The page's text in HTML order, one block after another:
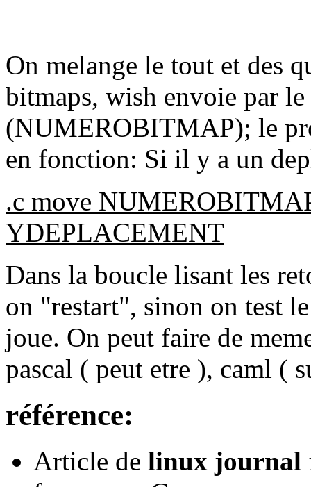
On melange le tout et des
bitmaps, wish envoie par
(NUMEROBITMAP); le
en fonction: Si il y a un
.c move
YDEPLACEMENT
Dans la boucle lisant les
on "restart", sinon on test
joue. On peut faire de
pascal ( peut etre ), caml (
référence:
Article de linux journal